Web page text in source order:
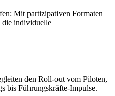
Mit partizipativen Formaten
die individuelle
den Roll-out vom Piloten,
bis Führungskräfte-Impulse.